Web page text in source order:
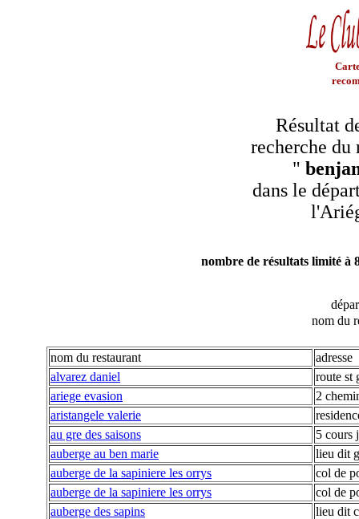
Résultat
recherche du
"
dans le
nombre de résultats limité à
nom du
nom du restaurant
adresse
alvarez daniel
route st
ariege evasion
2
aristangele valerie
au gre des saisons
5 cours
auberge au ben marie
lieu dit
auberge de la sapiniere les orrys
col de
auberge de la sapiniere les orrys
col de
auberge des sapins
lieu dit